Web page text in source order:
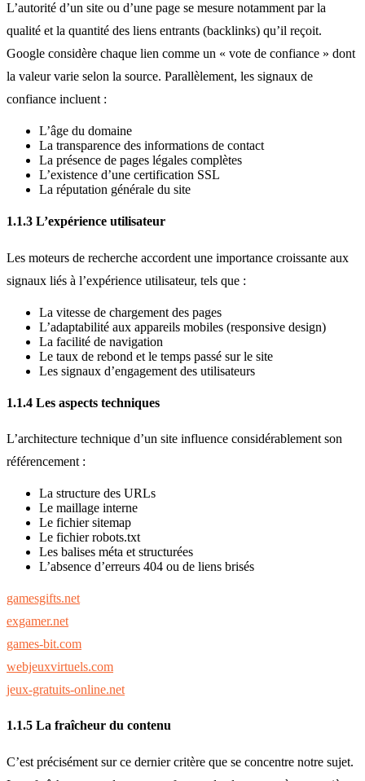
L’autorité d’un site ou d’une page se mesure notamment par la
qualité et la quantité des liens entrants (backlinks) qu’il reçoit.
Google considère chaque lien comme un « vote de confiance » dont
la valeur varie selon la source. Parallèlement, les signaux de
confiance incluent :
L’âge du domaine
La transparence des informations de contact
La présence de pages légales complètes
L’existence d’une certification SSL
La réputation générale du site
1.1.3 L’expérience utilisateur
Les moteurs de recherche accordent une importance croissante aux
signaux liés à l’expérience utilisateur, tels que :
La vitesse de chargement des pages
L’adaptabilité aux appareils mobiles (responsive design)
La facilité de navigation
Le taux de rebond et le temps passé sur le site
Les signaux d’engagement des utilisateurs
1.1.4 Les aspects techniques
L’architecture technique d’un site influence considérablement son
référencement :
La structure des URLs
Le maillage interne
Le fichier sitemap
Le fichier robots.txt
Les balises méta et structurées
L’absence d’erreurs 404 ou de liens brisés
gamesgifts.net
exgamer.net
games-bit.com
webjeuxvirtuels.com
jeux-gratuits-online.net
1.1.5 La fraîcheur du contenu
C’est précisément sur ce dernier critère que se concentre notre sujet.